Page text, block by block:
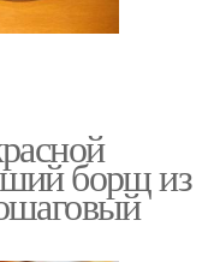
борщ из